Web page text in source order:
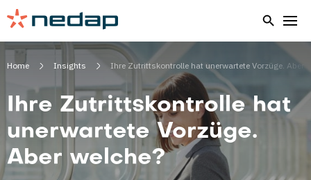
Home Insights Ihre Zutrittskontrolle hat unerwartete Vorzüge. Aber
Ihre Zutrittskontrolle hat
unerwartete Vorzüge.
Aber welche?